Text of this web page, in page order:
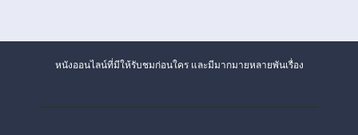
หนังออนไลน์ที่มีให้รับชมก่อนใคร และมีมากมายหลายพันเรื่อง